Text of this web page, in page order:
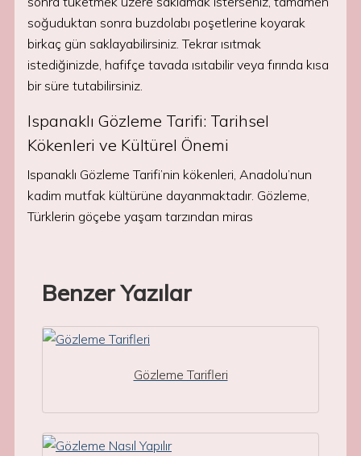
soğuduktan sonra buzdolabı poşetlerine koyarak
birkaç gün saklayabilirsiniz. Tekrar ısıtmak
istediğinizde, hafifçe tavada ısıtabilir veya fırında kısa
bir süre tutabilirsiniz.
Ispanaklı Gözleme Tarifi: Tarihsel
Kökenleri ve Kültürel Önemi
Ispanaklı Gözleme Tarifi’nin kökenleri, Anadolu’nun
kadim mutfak kültürüne dayanmaktadır. Gözleme,
Türklerin göçebe yaşam tarzından miras
Benzer Yazılar
Gözleme Tarifleri